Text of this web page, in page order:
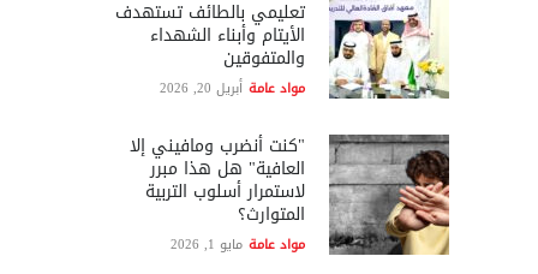
تعليمي بالطائف تستهدف
الأيتام وأبناء الشهداء
والمتفوقين
مواد عامة أبريل 20, 2026
"كنت أنضرب ومافيني إلا
العافية" هل هذا مبرر
لاستمرار أسلوب التربية
المتوارث؟
مواد عامة مايو 1, 2026